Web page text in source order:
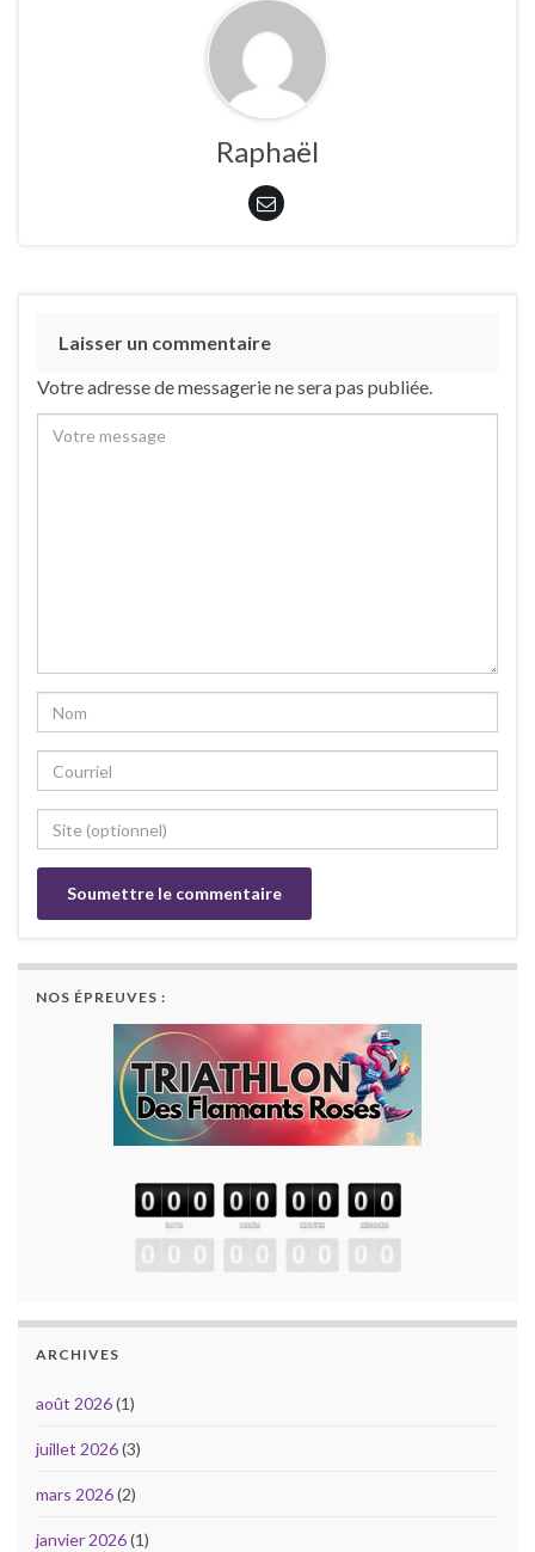
Raphaël
Laisser un commentaire
Votre adresse de messagerie ne sera pas publiée.
NOS ÉPREUVES :
ARCHIVES
août 2026(1)
juillet 2026(3)
mars 2026(2)
janvier 2026(1)